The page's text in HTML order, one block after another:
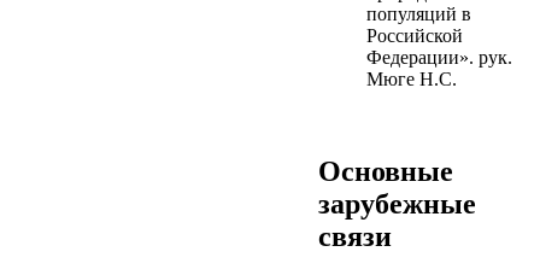
популяций в
Российской
Федерации». рук.
Мюге Н.С.
Основные
зарубежные
связи